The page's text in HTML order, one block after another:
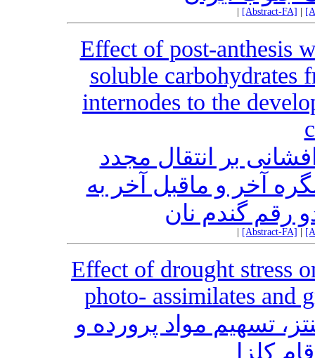
[Abstract-FA]
Effect of post-anthesis
soluble carbohydrates
internodes to the
بر انتقال مجدد
آخر و ماقبل آخر به
رقم گندم نان
[Abstract-FA]
Effect of drought stress
photo- assimilates and
تسهیم مواد پرورده و
کلزا